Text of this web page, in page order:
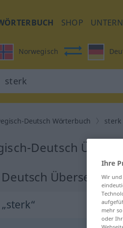
SHOP
Norwegisch
Deutsch Wörterbuch sterk
Deutsch
Übersetzung
„sterk“
Ihre
Wir
mehr
oder